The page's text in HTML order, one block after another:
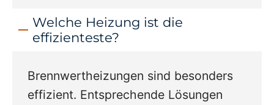
Welche Heizung ist die
effizienteste?
Brennwertheizungen sind besonders
effizient. Entsprechende Lösungen